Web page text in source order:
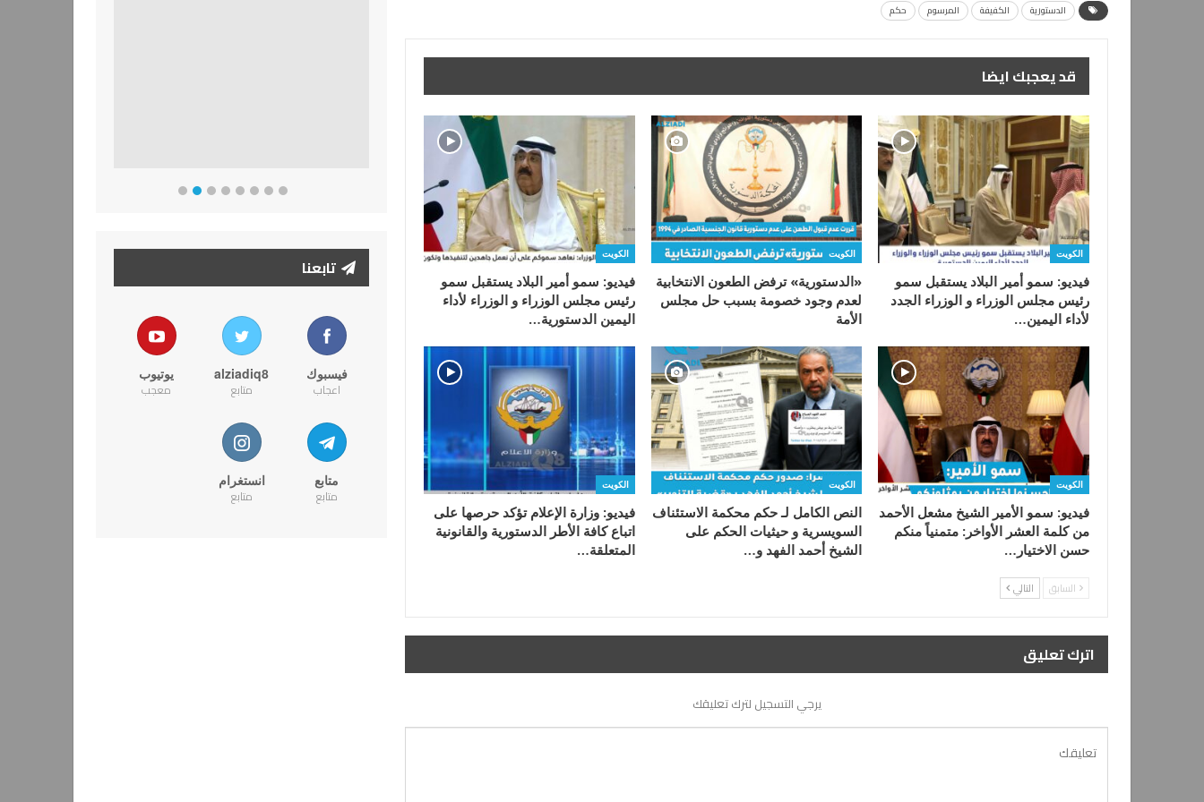
الدستورية الكفيفة المرسوم حكم
قد يعجبك ايضا
الكويت
فيديو: سمو أمير البلاد يستقبل سمو
رئيس مجلس الوزراء و الوزراء الجدد
لأداء اليمين…
الكويت
«الدستورية» ترفض الطعون الانتخابية
لعدم وجود خصومة بسبب حل مجلس
الأمة
الكويت
فيديو: سمو أمير البلاد يستقبل سمو
رئيس مجلس الوزراء و الوزراء لأداء
اليمين الدستورية…
الكويت
فيديو: سمو الأمير الشيخ مشعل الأحمد
من كلمة العشر الأواخر: متمنياً منكم
حسن الاختيار…
الكويت
النص الكامل لـ حكم محكمة الاستئناف
السويسرية و حيثيات الحكم على
الشيخ ‫أحمد الفهد‬ و…
الكويت
فيديو: وزارة الإعلام تؤكد حرصها على
اتباع كافة الأطر الدستورية والقانونية
المتعلقة…
السابق التالي
اترك تعليق
يرجي التسجيل لترك تعليقك
تابعنا
فيسبوك
اعجاب
alziadiq8
متابع
يوتيوب
معجب
متابع
متابع
انستغرام
متابع